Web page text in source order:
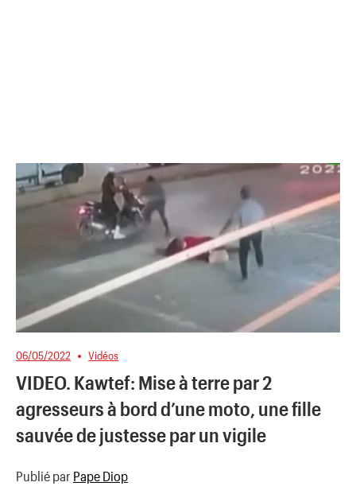
06/05/2022 Vidéos
VIDEO. Kawtef: Mise à terre par 2
agresseurs à bord d’une moto, une fille
sauvée de justesse par un vigile
Publié par Pape Diop